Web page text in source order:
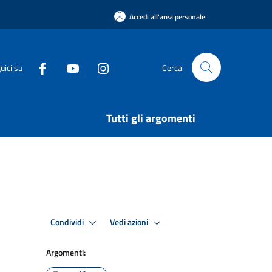
Accedi all'area personale
su Cerca
Tutti gli argomenti
Condividi Vedi azioni
Argomenti: